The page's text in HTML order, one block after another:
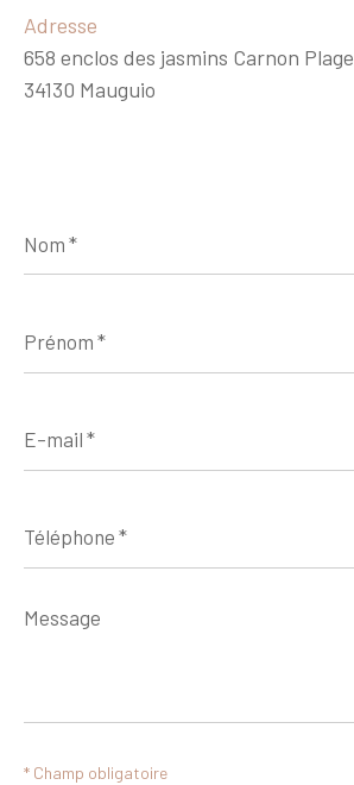
Adresse
658 enclos des jasmins Carnon Plage
34130 Mauguio
*
*
mail
*
*
Message
*
* Champ obligatoire